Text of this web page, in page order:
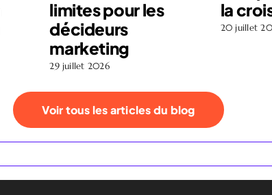
limites pour les
décideurs
marketing
29 juillet 2026
la
20 juillet
Voir tous les articles du blog